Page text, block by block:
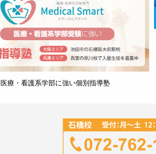
医療・看護系学部に強い個別指導塾